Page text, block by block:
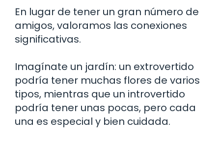
En lugar de tener un gran número de
amigos, valoramos las conexiones
significativas.
Imagínate un jardín: un extrovertido
podría tener muchas flores de varios
tipos, mientras que un introvertido
podría tener unas pocas, pero cada
una es especial y bien cuidada.